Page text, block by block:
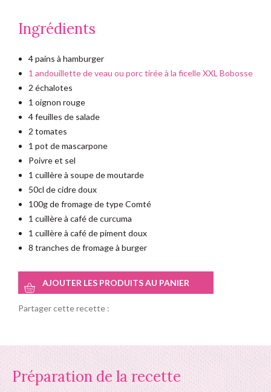
Ingrédients
4 pains à hamburger
1 andouillette de veau ou porc tirée à la ficelle XXL Bobosse
2 échalotes
1 oignon rouge
4 feuilles de salade
2 tomates
1 pot de mascarpone
Poivre et sel
1 cuillère à soupe de moutarde
50cl de cidre doux
100g de fromage de type Comté
1 cuillère à café de curcuma
1 cuillère à café de piment doux
8 tranches de fromage à burger
AJOUTER LES PRODUITS AU PANIER
Partager cette recette :
Préparation de la recette